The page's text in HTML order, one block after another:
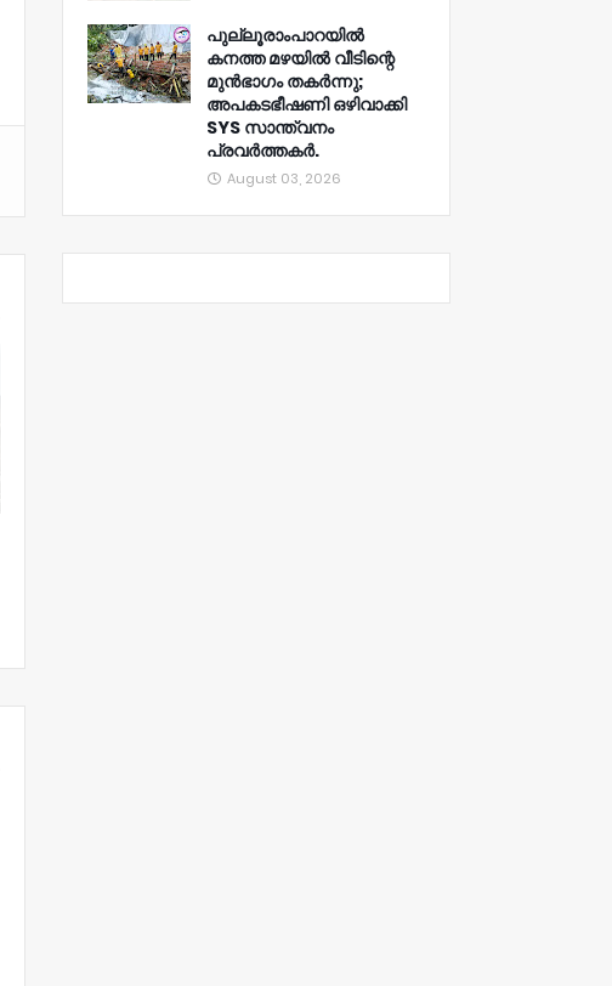
പുല്ലൂരാംപാറയിൽ
കനത്ത മഴയിൽ വീടിന്റെ
മുൻഭാഗം തകർന്നു;
അപകടഭീഷണി ഒഴിവാക്കി
SYS സാന്ത്വനം
പ്രവർത്തകർ.
August 03, 2026